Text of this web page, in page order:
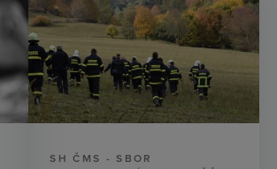
SH ČMS - SBOR